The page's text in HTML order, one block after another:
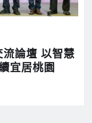
論壇 以智慧
宜居桃園